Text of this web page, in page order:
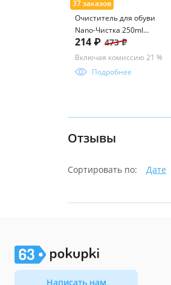
Очиститель для обуви
Nano-Чистка 250ml
icleaner
214 ₽ 473 ₽
Включая комиссию 21 %
Подробнее
Отзывы
Сортировать по: Дате
Написать нам